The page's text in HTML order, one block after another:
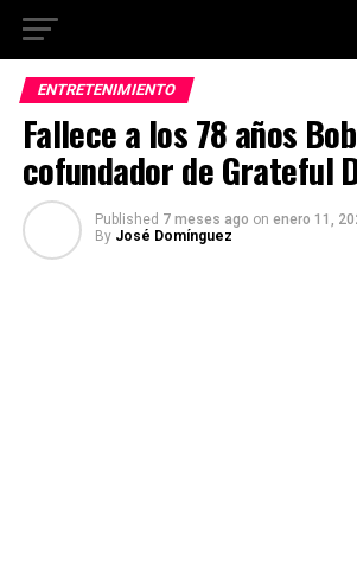
ENTRETENIMIENTO
Fallece a los 78 años
cofundador de Grateful
Published 7 meses ago on enero 11,
By José Domínguez